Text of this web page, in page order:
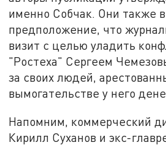
именно Собчак. Они также
предположение, что
визит с целью уладить
"Ростеха" Сергеем
за своих людей,
вымогательстве у него
Напомним, коммерческий
Кирилл Суханов и экс-